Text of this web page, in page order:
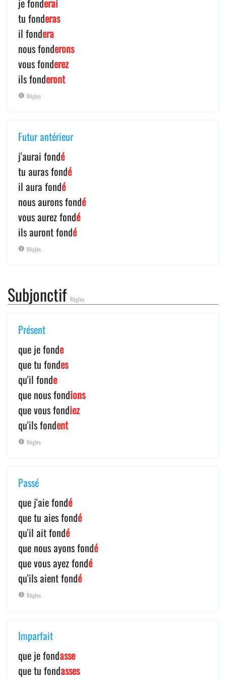
je fonderai
tu fonderas
il fondera
nous fonderons
vous fonderez
ils fonderont
Règles
Futur antérieur
j'aurai fondé
tu auras fondé
il aura fondé
nous aurons fondé
vous aurez fondé
ils auront fondé
Règles
Subjonctif Règles
Présent
que je fonde
que tu fondes
qu'il fonde
que nous fondions
que vous fondiez
qu'ils fondent
Règles
Passé
que j'aie fondé
que tu aies fondé
qu'il ait fondé
que nous ayons fondé
que vous ayez fondé
qu'ils aient fondé
Règles
Imparfait
que je fondasse
que tu fondasses